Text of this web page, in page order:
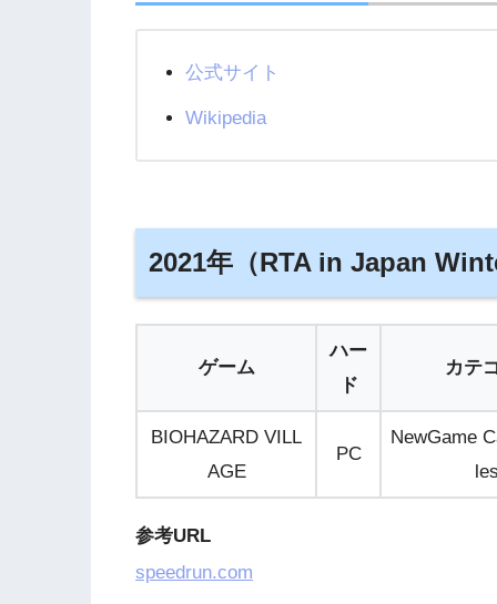
公式サイト
Wikipedia
2021年（RTA in Japan
ゲーム
ハー
ド
カテ
BIOHAZARD VILL
AGE
PC
NewGame
参考URL
speedrun.com